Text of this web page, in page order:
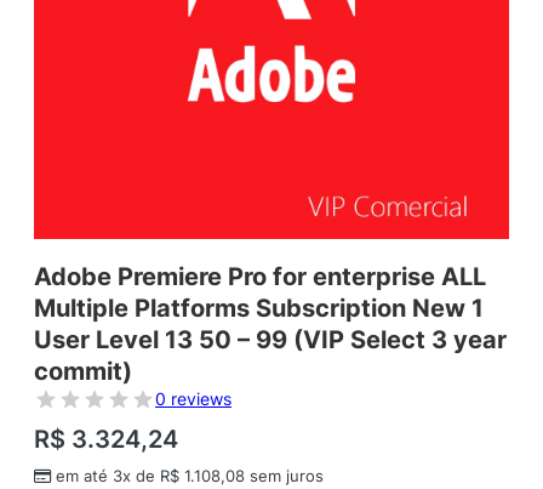
Adobe Premiere Pro for enterprise ALL
Multiple Platforms Subscription New 1
User Level 13 50 – 99 (VIP Select 3 year
commit)
0 reviews
R$ 3.324,24
em até 3x de R$ 1.108,08 sem juros